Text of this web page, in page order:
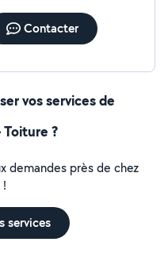
Contacter
vos services de
?
demandes près de chez
services